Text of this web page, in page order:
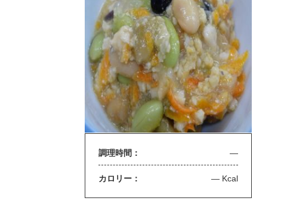
調理時間： —
カロリー： — Kcal